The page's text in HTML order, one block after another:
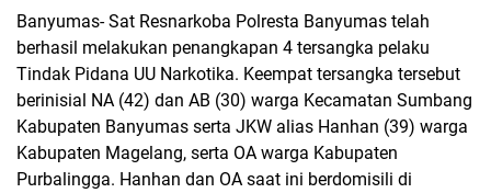
Banyumas- Sat Resnarkoba Polresta Banyumas telah
berhasil melakukan penangkapan 4 tersangka pelaku
Tindak Pidana UU Narkotika. Keempat tersangka tersebut
berinisial NA (42) dan AB (30) warga Kecamatan Sumbang
Kabupaten Banyumas serta JKW alias Hanhan (39) warga
Kabupaten Magelang, serta OA warga Kabupaten
Purbalingga. Hanhan dan OA saat ini berdomisili di